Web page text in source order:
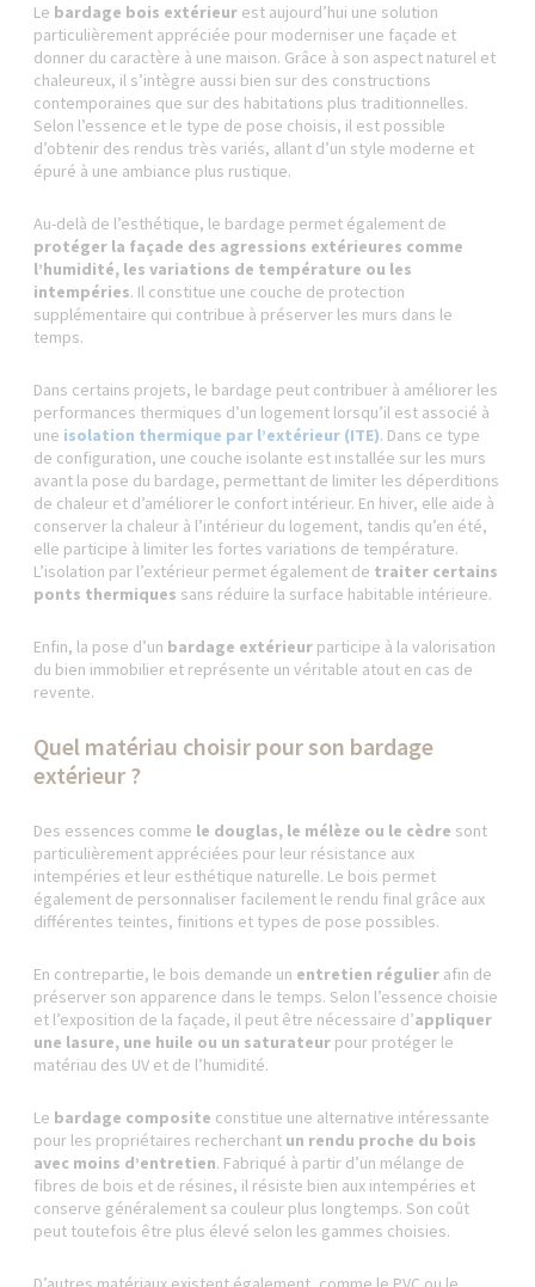
Le bardage bois extérieur est aujourd’hui une solution
particulièrement appréciée pour moderniser une façade et
donner du caractère à une maison. Grâce à son aspect naturel et
chaleureux, il s’intègre aussi bien sur des constructions
contemporaines que sur des habitations plus traditionnelles.
Selon l’essence et le type de pose choisis, il est possible
d’obtenir des rendus très variés, allant d’un style moderne et
épuré à une ambiance plus rustique.
Au-delà de l’esthétique, le bardage permet également de
protéger la façade des agressions extérieures comme
l’humidité, les variations de température ou les
intempéries. Il constitue une couche de protection
supplémentaire qui contribue à préserver les murs dans le
temps.
Dans certains projets, le bardage peut contribuer à améliorer les
performances thermiques d’un logement lorsqu’il est associé à
une isolation thermique par l’extérieur (ITE). Dans ce type
de configuration, une couche isolante est installée sur les murs
avant la pose du bardage, permettant de limiter les déperditions
de chaleur et d’améliorer le confort intérieur. En hiver, elle aide à
conserver la chaleur à l’intérieur du logement, tandis qu’en été,
elle participe à limiter les fortes variations de température.
L’isolation par l’extérieur permet également de traiter certains
ponts thermiques sans réduire la surface habitable intérieure.
Enfin, la pose d’un bardage extérieur participe à la valorisation
du bien immobilier et représente un véritable atout en cas de
revente.
Quel matériau choisir pour son bardage
extérieur ?
Des essences comme le douglas, le mélèze ou le cèdre sont
particulièrement appréciées pour leur résistance aux
intempéries et leur esthétique naturelle. Le bois permet
également de personnaliser facilement le rendu final grâce aux
différentes teintes, finitions et types de pose possibles.
En contrepartie, le bois demande un entretien régulier afin de
préserver son apparence dans le temps. Selon l’essence choisie
et l’exposition de la façade, il peut être nécessaire d’appliquer
une lasure, une huile ou un saturateur pour protéger le
matériau des UV et de l’humidité.
Le bardage composite constitue une alternative intéressante
pour les propriétaires recherchant un rendu proche du bois
avec moins d’entretien. Fabriqué à partir d’un mélange de
fibres de bois et de résines, il résiste bien aux intempéries et
conserve généralement sa couleur plus longtemps. Son coût
peut toutefois être plus élevé selon les gammes choisies.